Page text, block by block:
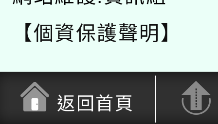
【個資保護聲明】
返回首頁